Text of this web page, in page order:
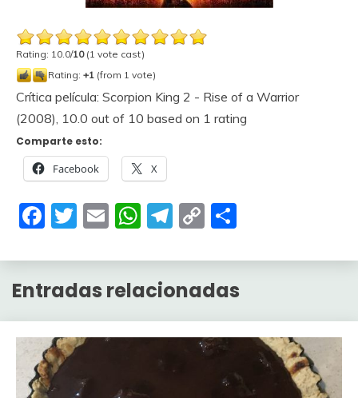
Rating: 10.0/10(1 vote cast)
Rating: +1 (from 1 vote)
Crítica película: Scorpion King 2 - Rise of a Warrior
(2008), 10.0 out of 10 based on 1 rating
Comparte esto:
Facebook X
Facebook
Twitter
EmailWhatsApp
Telegram
Copy
Entradas relacionadas